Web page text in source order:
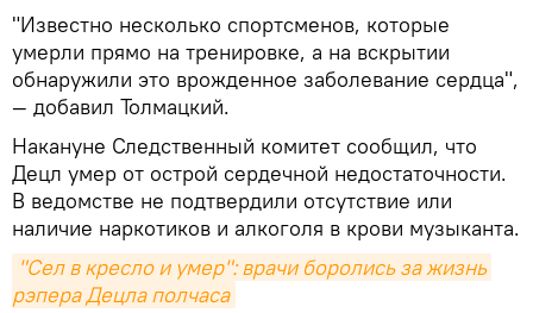
"Известно несколько спортсменов, которые
умерли прямо на тренировке, а на вскрытии
обнаружили это врожденное заболевание сердца",
— добавил Толмацкий.
Накануне Следственный комитет сообщил, что
Децл умер от острой сердечной недостаточности.
В ведомстве не подтвердили отсутствие или
наличие наркотиков и алкоголя в крови музыканта.
"Сел в кресло и умер": врачи боролись за жизнь
рэпера Децла полчаса